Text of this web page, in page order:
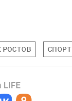
РОСТОВ СПОРТ
LIFE